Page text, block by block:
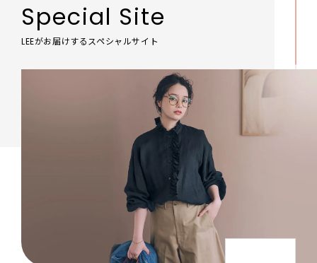
Special Site
LEEがお届けするスペシャルサイト